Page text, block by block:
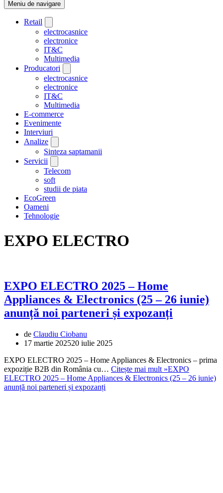
Meniu de navigare
Retail
electrocasnice
electronice
IT&C
Multimedia
Producatori
electrocasnice
electronice
IT&C
Multimedia
E-commerce
Evenimente
Interviuri
Analize
Sinteza saptamanii
Servicii
Telecom
soft
studii de piata
EcoGreen
Oameni
Tehnologie
EXPO ELECTRO
EXPO ELECTRO 2025 – Home
Appliances & Electronics (25 – 26 iunie)
anunță noi parteneri și expozanți
de Claudiu Ciobanu
17 martie 202520 iulie 2025
EXPO ELECTRO 2025 – Home Appliances & Electronics – prima
expoziție B2B din România cu… Citește mai mult »EXPO
ELECTRO 2025 – Home Appliances & Electronics (25 – 26 iunie)
anunță noi parteneri și expozanți